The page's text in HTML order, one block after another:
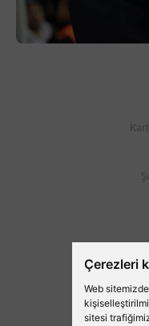
Çerezleri
Web
sitesi